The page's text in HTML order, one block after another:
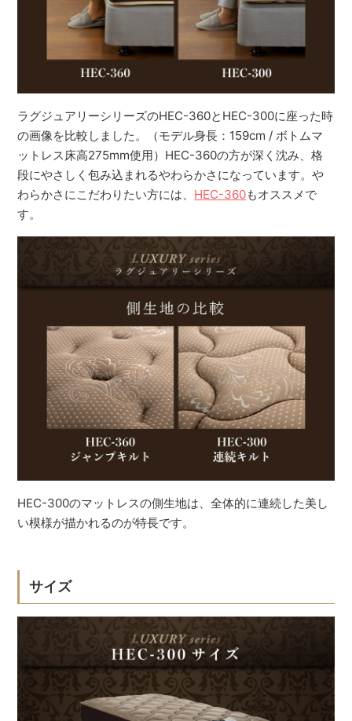
ラグジュアリーシリーズのHEC-360とHEC-300に座った時
の画像を比較しました。（モデル身長：159cm / ボトムマ
ットレス床高275mm使用）HEC-360の方が深く沈み、格
段にやさしく包み込まれるやわらかさになっています。や
わらかさにこだわりたい方には、 HEC-360もオススメで
す。
HEC-300のマットレスの側生地は、全体的に連続した美し
い模様が描かれるのが特長です。
サイズ